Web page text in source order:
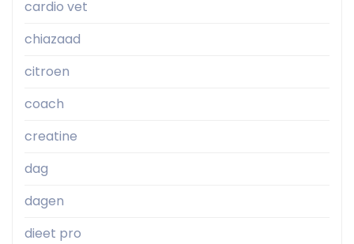
cardio vet
chiazaad
citroen
coach
creatine
dag
dagen
dieet pro